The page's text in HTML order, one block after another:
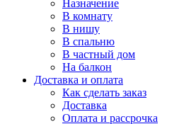
Назначение
В комнату
В нишу
В спальню
В частный дом
На балкон
Доставка и оплата
Как сделать заказ
Доставка
Оплата и рассрочка